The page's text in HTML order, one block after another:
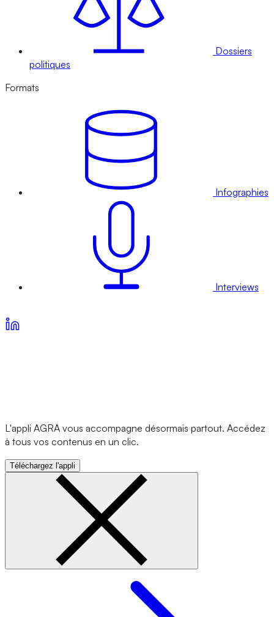
Dossiers
politiques
Formats
Infographies
Interviews
L'appli AGRA vous accompagne désormais partout. Accédez
à tous vos contenus en un clic.
Téléchargez l'appli